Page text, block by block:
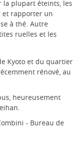
la plupart éteints, les
et rapporter un
à thé. Autre
ruelles et les
Kyoto et du quartier
rénové, au
heureusement
- Bureau de